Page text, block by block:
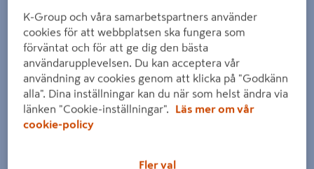
K-Group och våra samarbetspartners använder
cookies för att webbplatsen ska fungera som
förväntat och för att ge dig den bästa
användarupplevelsen. Du kan acceptera vår
användning av cookies genom att klicka på "Godkänn
alla". Dina inställningar kan du när som helst ändra via
länken "Cookie-inställningar".
Läs mer om vår
cookie-policy
Fler val